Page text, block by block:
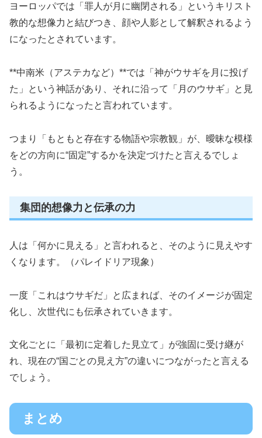
ヨーロッパでは「罪人が月に幽閉される」というキリスト
教的な想像力と結びつき、顔や人影として解釈されるよう
になったとされています。
**中南米（アステカなど）**では「神がウサギを月に投げ
た」という神話があり、それに沿って「月のウサギ」と見
られるようになったと言われています。
つまり「もともと存在する物語や宗教観」が、曖昧な模様
をどの方向に“固定”するかを決定づけたと言えるでしょ
う。
集団的想像力と伝承の力
人は「何かに見える」と言われると、そのように見えやす
くなります。（パレイドリア現象）
一度「これはウサギだ」と広まれば、そのイメージが固定
化し、次世代にも伝承されていきます。
文化ごとに「最初に定着した見立て」が強固に受け継が
れ、現在の“国ごとの見え方”の違いにつながったと言える
でしょう。
まとめ